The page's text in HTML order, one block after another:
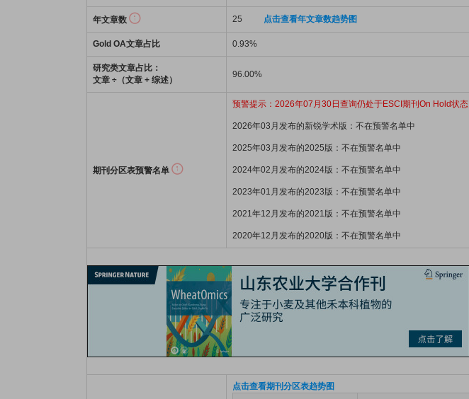
年文章数 25 点击查看年文章数趋势图
Gold OA文章占比 0.93%
研究类文章占比：
文章 ÷（文章 + 综述）
96.00%
期刊分区表预警名单
预警提示：2026年07月30日查询仍处于ESCI期刊On Hold状态
2026年03月发布的新锐学术版：不在预警名单中
2025年03月发布的2025版：不在预警名单中
2024年02月发布的2024版：不在预警名单中
2023年01月发布的2023版：不在预警名单中
2021年12月发布的2021版：不在预警名单中
2020年12月发布的2020版：不在预警名单中
点击查看期刊分区表趋势图